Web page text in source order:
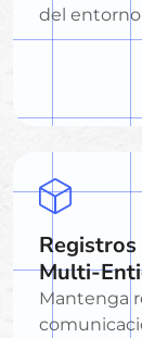
del
Multi-
Mantenga